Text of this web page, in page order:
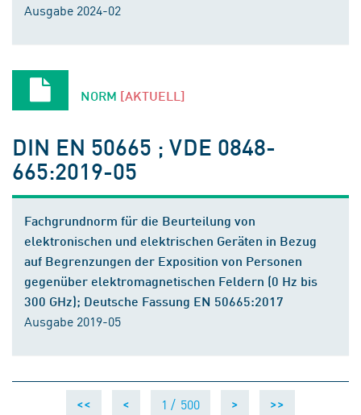
Ausgabe 2024-02
NORM [AKTUELL]
DIN EN 50665 ; VDE 0848-
665:2019-05
Fachgrundnorm für die Beurteilung von
elektronischen und elektrischen Geräten in Bezug
auf Begrenzungen der Exposition von Personen
gegenüber elektromagnetischen Feldern (0 Hz bis
300 GHz); Deutsche Fassung EN 50665:2017
Ausgabe 2019-05
<< < 1 / 500 > >>